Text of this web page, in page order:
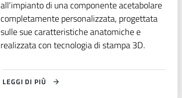
all'impianto di una componente acetabolare
completamente personalizzata, progettata
sulle sue caratteristiche anatomiche e
realizzata con tecnologia di stampa 3D.
LEGGI DI PIÙ